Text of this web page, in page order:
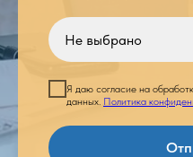
Я даю согласие на
данных. Политика